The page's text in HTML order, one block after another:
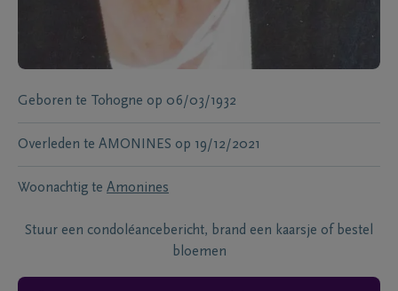
Geboren te Tohogne op 06/03/1932
Overleden te AMONINES op 19/12/2021
Woonachtig te Amonines
Stuur een condoléancebericht, brand een kaarsje of bestel
bloemen